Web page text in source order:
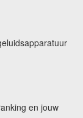
en jouw